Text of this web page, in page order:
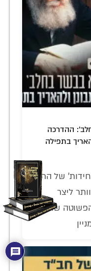
ההדרכה
בתפילה
של הרבי:
ליצר
שתציל